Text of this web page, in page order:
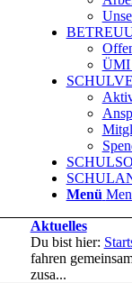
ÜMI
Menü
Aktuelles
Du bist hier:
fahren
zusa...